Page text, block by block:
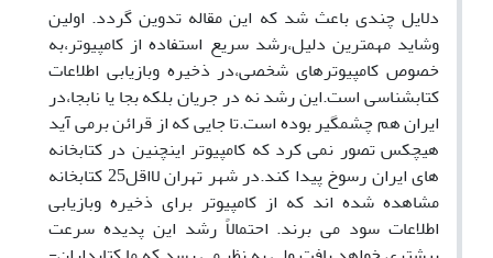
دلایل چندی باعث شد که این مقاله تدوین گردد. اولین
وشاید مهمترین دلیل،رشد سریع استفاده از کامپیوتر،به
خصوص کامپیوترهای شخصی،در ذخیره وبازیابی اطلاعات
کتابشناسی است.این رشد نه در جریان بلکه بجا یا نابجا،در
ایران هم چشمگیر بوده است.تا جایی که از قرائن برمی آید
هیچکس تصور نمی کرد که کامپیوتر اینچنین در کتابخانه
های ایران رسوخ پیدا کند.در شهر تهران لااقل25 کتابخانه
مشاهده شده اند که از کامپیوتر برای ذخیره وبازیابی
اطلاعات سود می برند. احتمالاً رشد این پدیده سرعت